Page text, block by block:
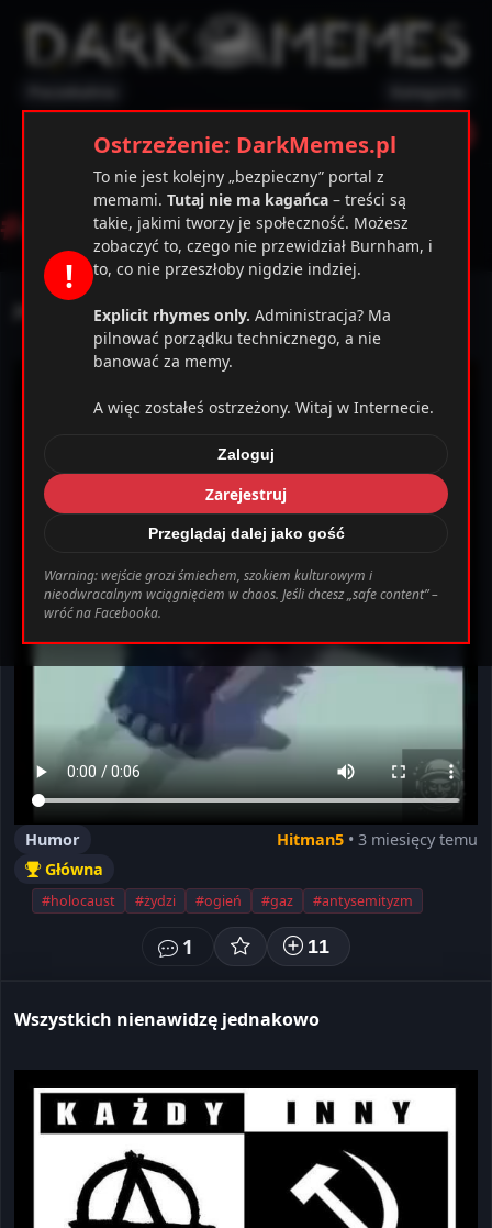
Ostrzeżenie Zarejestruj
163Warning
Ustawienia Wyloguj
# antysemityzm
Jedziemy na wycieczkę
Humor Hitman5 • 3 miesięcy temu
Główna
#holocaust #żydzi #ogień #gaz #antysemityzm
1 11
Wszystkich nienawidzę jednakowo
!
Ostrzeżenie: DarkMemes.pl
To nie jest kolejny „bezpieczny” portal z
memami. Tutaj nie ma kagańca – treści są
takie, jakimi tworzy je społeczność. Możesz
zobaczyć to, czego nie przewidział Burnham, i
to, co nie przeszłoby nigdzie indziej.
Explicit rhymes only. Administracja? Ma
pilnować porządku technicznego, a nie
banować za memy.
A więc zostałeś ostrzeżony. Witaj w Internecie.
Zaloguj
Zarejestruj
Przeglądaj dalej jako gość
Warning: wejście grozi śmiechem, szokiem kulturowym i
nieodwracalnym wciągnięciem w chaos. Jeśli chcesz „safe content” –
wróć na Facebooka.